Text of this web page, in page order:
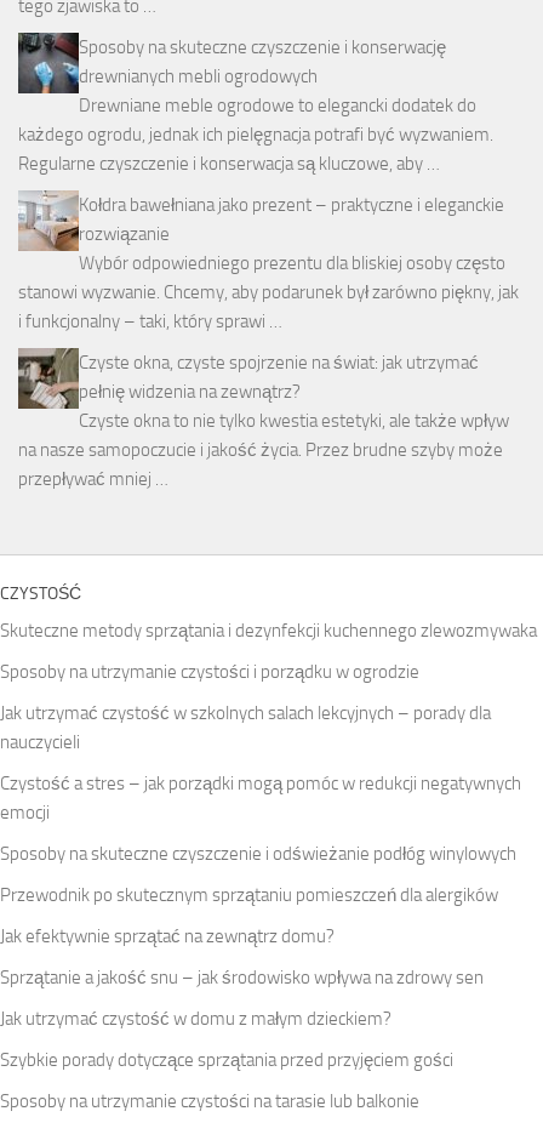
tego zjawiska to …
Sposoby na skuteczne czyszczenie i konserwację
drewnianych mebli ogrodowych
Drewniane meble ogrodowe to elegancki dodatek do
każdego ogrodu, jednak ich pielęgnacja potrafi być wyzwaniem.
Regularne czyszczenie i konserwacja są kluczowe, aby …
Kołdra bawełniana jako prezent – praktyczne i eleganckie
rozwiązanie
Wybór odpowiedniego prezentu dla bliskiej osoby często
stanowi wyzwanie. Chcemy, aby podarunek był zarówno piękny, jak
i funkcjonalny – taki, który sprawi …
Czyste okna, czyste spojrzenie na świat: jak utrzymać
pełnię widzenia na zewnątrz?
Czyste okna to nie tylko kwestia estetyki, ale także wpływ
na nasze samopoczucie i jakość życia. Przez brudne szyby może
przepływać mniej …
CZYSTOŚĆ
Skuteczne metody sprzątania i dezynfekcji kuchennego zlewozmywaka
Sposoby na utrzymanie czystości i porządku w ogrodzie
Jak utrzymać czystość w szkolnych salach lekcyjnych – porady dla
nauczycieli
Czystość a stres – jak porządki mogą pomóc w redukcji negatywnych
emocji
Sposoby na skuteczne czyszczenie i odświeżanie podłóg winylowych
Przewodnik po skutecznym sprzątaniu pomieszczeń dla alergików
Jak efektywnie sprzątać na zewnątrz domu?
Sprzątanie a jakość snu – jak środowisko wpływa na zdrowy sen
Jak utrzymać czystość w domu z małym dzieckiem?
Szybkie porady dotyczące sprzątania przed przyjęciem gości
Sposoby na utrzymanie czystości na tarasie lub balkonie